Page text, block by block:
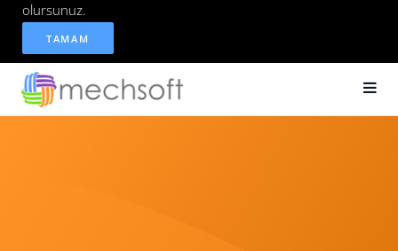
olursunuz.
TAMAM